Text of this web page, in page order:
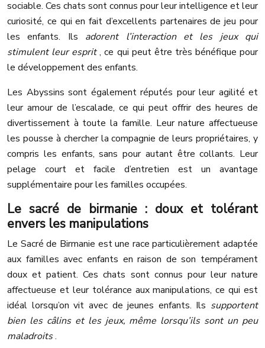
sociable. Ces chats sont connus pour leur intelligence et leur
curiosité, ce qui en fait d’excellents partenaires de jeu pour
les enfants. Ils adorent l’interaction et les jeux qui
stimulent leur esprit, ce qui peut être très bénéfique pour
le développement des enfants.
Les Abyssins sont également réputés pour leur agilité et
leur amour de l’escalade, ce qui peut offrir des heures de
divertissement à toute la famille. Leur nature affectueuse
les pousse à chercher la compagnie de leurs propriétaires, y
compris les enfants, sans pour autant être collants. Leur
pelage court et facile d’entretien est un avantage
supplémentaire pour les familles occupées.
Le sacré de birmanie : doux et tolérant
envers les manipulations
Le Sacré de Birmanie est une race particulièrement adaptée
aux familles avec enfants en raison de son tempérament
doux et patient. Ces chats sont connus pour leur nature
affectueuse et leur tolérance aux manipulations, ce qui est
idéal lorsqu’on vit avec de jeunes enfants. Ils supportent
bien les câlins et les jeux, même lorsqu’ils sont un peu
maladroits.